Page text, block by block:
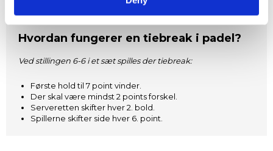
Hvordan fungerer en tiebreak i padel?
Ved stillingen 6-6 i et sæt spilles der tiebreak:
Første hold til 7 point vinder.
Der skal være mindst 2 points forskel.
Serveretten skifter hver 2. bold.
Spillerne skifter side hver 6. point.